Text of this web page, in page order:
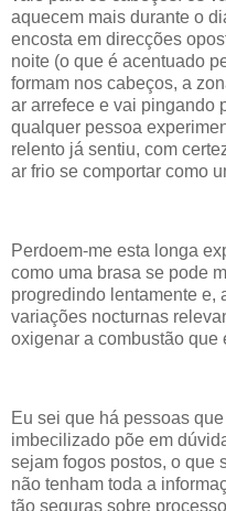
aquecem mais durante o
encosta em direcções
noite (o que é acentuado
formam nos cabeços, a
ar arrefece e vai pingando
qualquer pessoa
relento já sentiu, com
ar frio se comportar como
Perdoem-me esta longa
como uma brasa se pode
progredindo lentamente e,
variações nocturnas
oxigenar a combustão que
Eu sei que há pessoas
imbecilizado põe em
sejam fogos postos, o que
não tenham toda a
tão seguras sobre